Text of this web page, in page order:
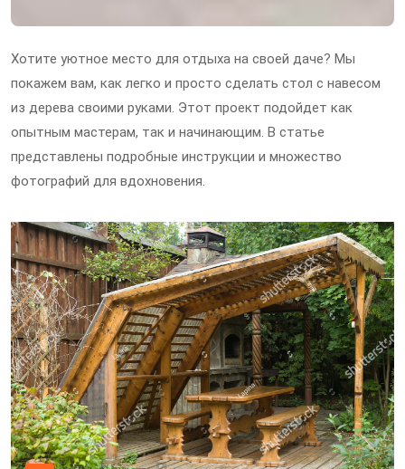
Хотите уютное место для отдыха на своей даче? Мы
покажем вам, как легко и просто сделать стол с навесом
из дерева своими руками. Этот проект подойдет как
опытным мастерам, так и начинающим. В статье
представлены подробные инструкции и множество
фотографий для вдохновения.